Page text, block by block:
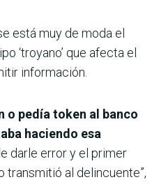
está muy de moda el
‘troyano’ que afecta el
información.
o pedía token al banco
haciendo esa
darle error y el primer
transmitió al delincuente”,